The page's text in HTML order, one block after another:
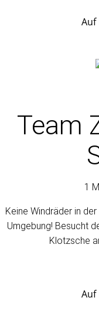
Auf
Team
1
Keine Windräder in
Umgebung! Besucht
Klotzsche
Auf